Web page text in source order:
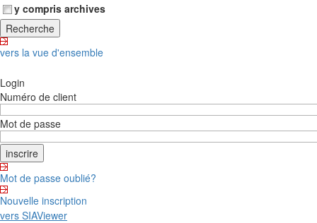
y compris archives
vers la vue d'ensemble
Login
Numéro de client
Mot de passe
Mot de passe oublié?
Nouvelle inscription
vers SIAViewer